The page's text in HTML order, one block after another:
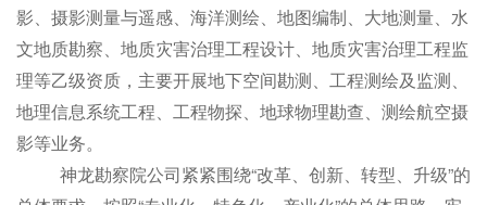
影、摄影测量与遥感、海洋测绘、地图编制、大地测量、水
文地质勘察、地质灾害治理工程设计、地质灾害治理工程监
理等乙级资质，主要开展地下空间勘测、工程测绘及监测、
地理信息系统工程、工程物探、地球物理勘查、测绘航空摄
影等业务。
神龙勘察院公司紧紧围绕“改革、创新、转型、升级”的